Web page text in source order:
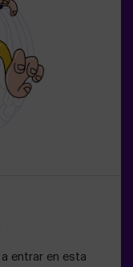
entrar en esta